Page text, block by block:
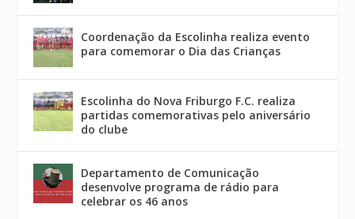
Coordenação da Escolinha realiza evento
para comemorar o Dia das Crianças
Escolinha do Nova Friburgo F.C. realiza
partidas comemorativas pelo aniversário
do clube
Departamento de Comunicação
desenvolve programa de rádio para
celebrar os 46 anos